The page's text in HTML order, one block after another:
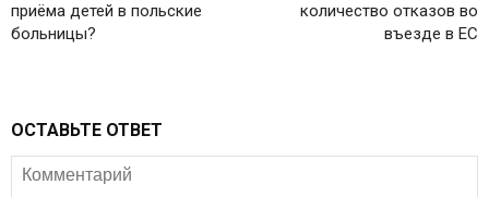
приёма детей в польские
больницы?
количество отказов во
въезде в ЕС
ОСТАВЬТЕ ОТВЕТ